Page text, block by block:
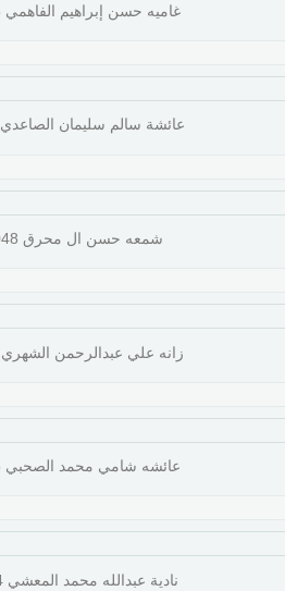
غاميه حسن إبراهيم الفاهمي 5088
عائشة سالم سليمان الصاعدي 5087
شمعه حسن ال محرق 5048
زانه علي عبدالرحمن الشهري 5008
عائشه شامي محمد الصحبي 5035
نادية عبدالله محمد المعشي 5034